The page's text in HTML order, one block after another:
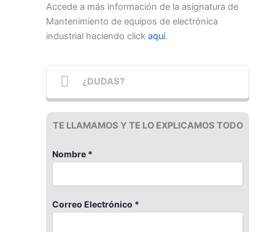
Accede a más información de la asignatura de
Mantenimiento de equipos de electrónica
industrial haciendo click aquí.
¿DUDAS?
TE LLAMAMOS Y TE LO EXPLICAMOS TODO
Nombre *
Correo Electrónico *